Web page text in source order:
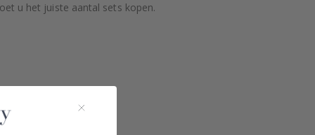
u het juiste aantal sets kopen.